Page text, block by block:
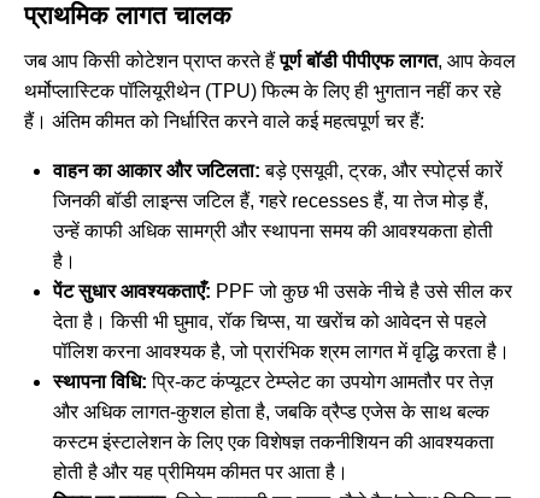
प्राथमिक लागत चालक
जब आप किसी कोटेशन प्राप्त करते हैंपूर्ण बॉडी पीपीएफ लागत, आप केवल
थर्मोप्लास्टिक पॉलियूरीथेन (TPU) फिल्म के लिए ही भुगतान नहीं कर रहे
हैं। अंतिम कीमत को निर्धारित करने वाले कई महत्वपूर्ण चर हैं:
वाहन का आकार और जटिलता: बड़े एसयूवी, ट्रक, और स्पोर्ट्स कारें
जिनकी बॉडी लाइन्स जटिल हैं, गहरे recesses हैं, या तेज मोड़ हैं,
उन्हें काफी अधिक सामग्री और स्थापना समय की आवश्यकता होती
है।
पेंट सुधार आवश्यकताएँ: PPF जो कुछ भी उसके नीचे है उसे सील कर
देता है। किसी भी घुमाव, रॉक चिप्स, या खरोंच को आवेदन से पहले
पॉलिश करना आवश्यक है, जो प्रारंभिक श्रम लागत में वृद्धि करता है।
स्थापना विधि: प्रि-कट कंप्यूटर टेम्प्लेट का उपयोग आमतौर पर तेज़
और अधिक लागत-कुशल होता है, जबकि व्रैप्ड एजेस के साथ बल्क
कस्टम इंस्टालेशन के लिए एक विशेषज्ञ तकनीशियन की आवश्यकता
होती है और यह प्रीमियम कीमत पर आता है।